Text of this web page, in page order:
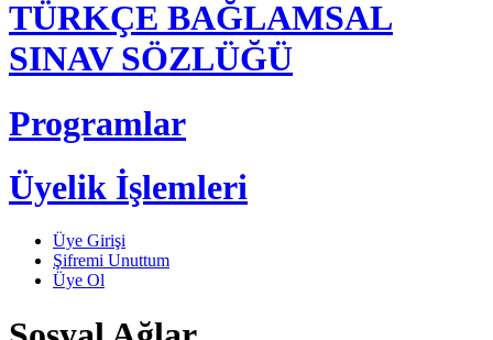
TÜRKÇE BAĞLAMSAL
SINAV SÖZLÜĞÜ
Programlar
Üyelik İşlemleri
Üye Girişi
Şifremi Unuttum
Üye Ol